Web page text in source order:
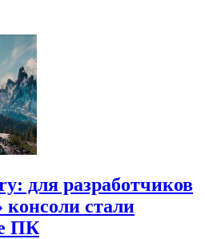
для разработчиков
консоли стали
ПК